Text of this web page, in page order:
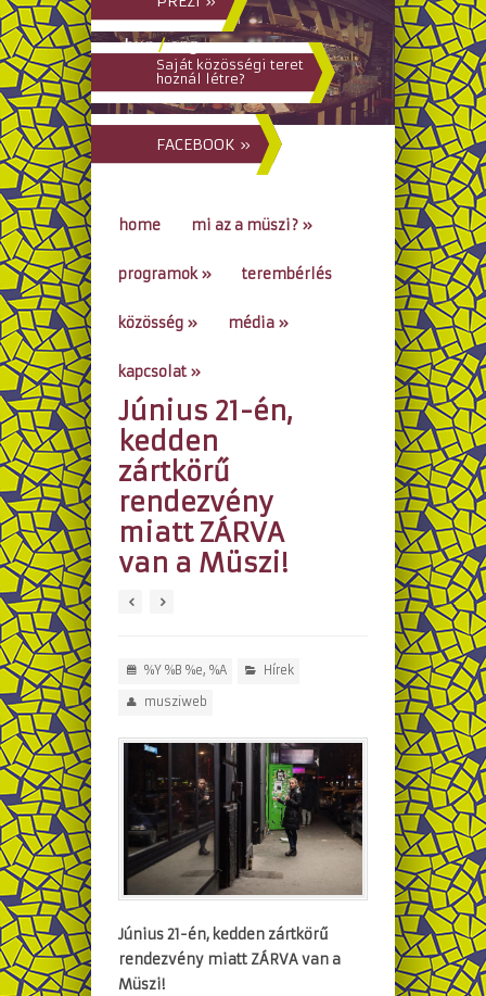
hun/eng
Saját közösségi teret
hoznál létre?
FACEBOOK »
home mi az a müszi? »
programok» terembérlés
közösség » média »
kapcsolat »
go to...
Június 21-én,
kedden
zártkörű
rendezvény
miatt ZÁRVA
van a Müszi!
%Y %B %e, %A Hírek
musziweb
Június 21-én, kedden zártkörű
rendezvény miatt ZÁRVA van a
Müszi!